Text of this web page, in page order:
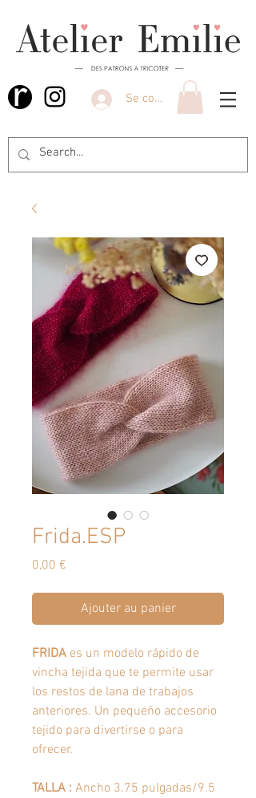
Se connecter
Frida.ESP
0,00 €
Ajouter au panier
FRIDA es un modelo rápido de
vincha tejida que te permite usar
los restos de lana de trabajos
anteriores. Un pequeño accesorio
tejido para divertirse o para
ofrecer.
TALLA : Ancho 3.75 pulgadas/9.5